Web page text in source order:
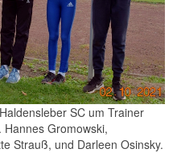
SC um Trainer
Hannes Gromowski,
Strauß, und Darleen Osinsky.